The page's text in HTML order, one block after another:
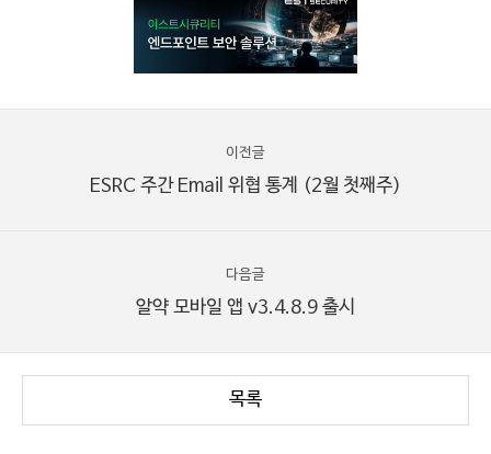
이전글
ESRC 주간 Email 위협 통계 (2월 첫째주)
다음글
알약 모바일 앱 v3.4.8.9 출시
목록